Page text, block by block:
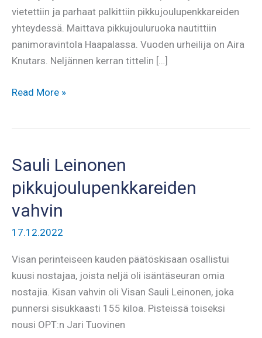
vietettiin ja parhaat palkittiin pikkujoulupenkkareiden
yhteydessä. Maittava pikkujouluruoka nautittiin
panimoravintola Haapalassa. Vuoden urheilija on Aira
Knutars. Neljännen kerran tittelin […]
Kauden
Read More »
Sauli Leinonen
pikkujoulupenkkareiden
vahvin
17.12.2022
Visan perinteiseen kauden päätöskisaan osallistui
kuusi nostajaa, joista neljä oli isäntäseuran omia
nostajia. Kisan vahvin oli Visan Sauli Leinonen, joka
punnersi sisukkaasti 155 kiloa. Pisteissä toiseksi
nousi OPT:n Jari Tuovinen